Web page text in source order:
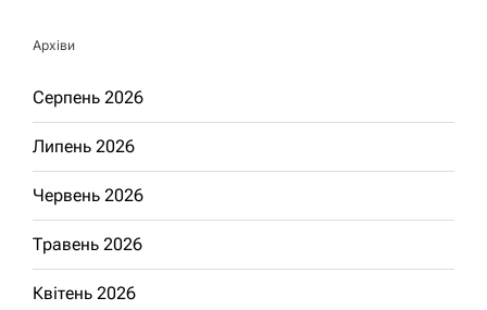
Архіви
Серпень 2026
Липень 2026
Червень 2026
Травень 2026
Квітень 2026